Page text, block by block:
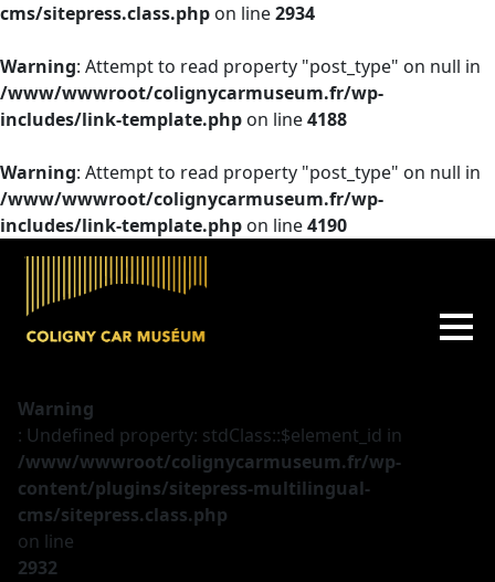
cms/sitepress.class.php on line2934
Warning: Attempt to read property "post_type" on null in
/www/wwwroot/colignycarmuseum.fr/wp-
includes/link-template.php on line4188
Warning: Attempt to read property "post_type" on null in
/www/wwwroot/colignycarmuseum.fr/wp-
includes/link-template.php on line4190
Warning
: Undefined property: stdClass::$element_id in
/www/wwwroot/colignycarmuseum.fr/wp-
content/plugins/sitepress-multilingual-
cms/sitepress.class.php
on line
2932